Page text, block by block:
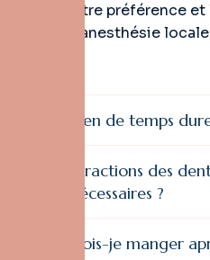
Selon votre préférence
choisir l’anesthésie
Combien de temps
Les extractions des
elles nécessaires ?
Que dois-je manger